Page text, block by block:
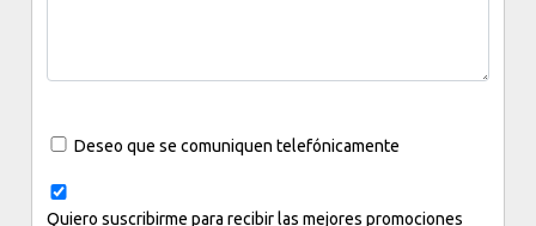
Deseo que se comuniquen telefónicamente
Quiero suscribirme para recibir las mejores promociones